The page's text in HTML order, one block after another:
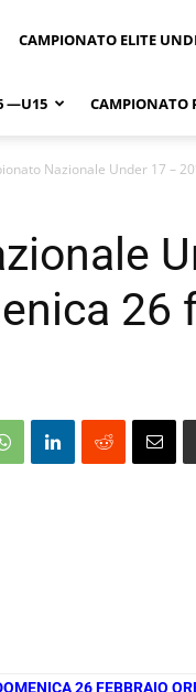
CAMPIONATO ELITE
—U15 CAMPIONATO
Nazionale Under 17 –
26
26 FEBBRAIO